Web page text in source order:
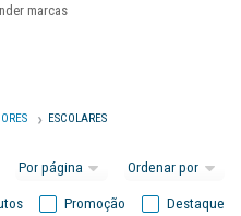
marcas
ESCOLARES
Destaque
Promoção